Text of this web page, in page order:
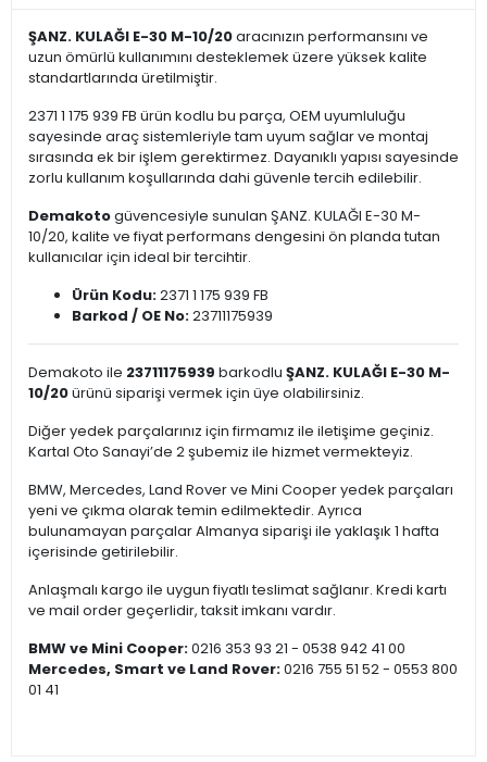
ŞANZ. KULAĞI E-30 M-10/20aracınızın performansını ve
uzun ömürlü kullanımını desteklemek üzere yüksek kalite
standartlarında üretilmiştir.
2371 1 175 939 FB ürün kodlu bu parça, OEM uyumluluğu
sayesinde araç sistemleriyle tam uyum sağlar ve montaj
sırasında ek bir işlem gerektirmez. Dayanıklı yapısı sayesinde
zorlu kullanım koşullarında dahi güvenle tercih edilebilir.
Demakotogüvencesiyle sunulan ŞANZ. KULAĞI E-30 M-
10/20, kalite ve fiyat performans dengesini ön planda tutan
kullanıcılar için ideal bir tercihtir.
Ürün Kodu:2371 1 175 939 FB
Barkod / OE No:23711175939
Demakoto ile 23711175939 barkodlu ŞANZ. KULAĞI E-30 M-
10/20ürünü siparişi vermek için üye olabilirsiniz.
Diğer yedek parçalarınız için firmamız ile iletişime geçiniz.
Kartal Oto Sanayi’de 2 şubemiz ile hizmet vermekteyiz.
BMW, Mercedes, Land Rover ve Mini Cooper yedek parçaları
yeni ve çıkma olarak temin edilmektedir. Ayrıca
bulunamayan parçalar Almanya siparişi ile yaklaşık 1 hafta
içerisinde getirilebilir.
Anlaşmalı kargo ile uygun fiyatlı teslimat sağlanır. Kredi kartı
ve mail order geçerlidir, taksit imkanı vardır.
BMW ve Mini Cooper:0216 353 93 21 - 0538 942 41 00
Mercedes, Smart ve Land Rover:0216 755 51 52 - 0553 800
01 41